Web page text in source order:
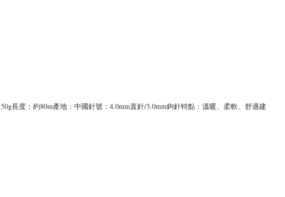
長度：約80m產地：中國針號：4.0mm直針/3.0mm鉤針特點：溫暖、柔軟、舒適建